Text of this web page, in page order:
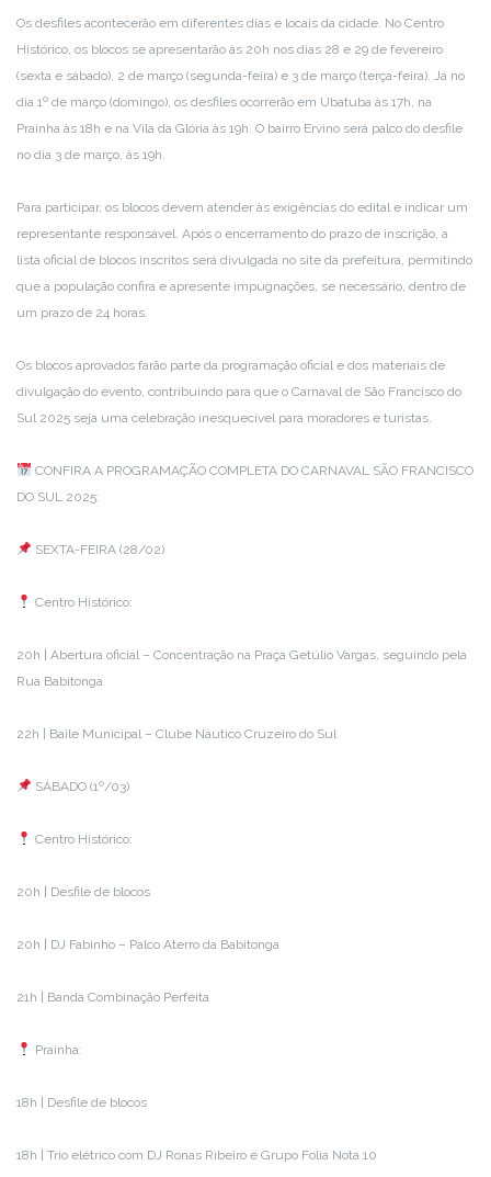
Os desfiles acontecerão em diferentes dias e locais da cidade. No Centro
Histórico, os blocos se apresentarão às 20h nos dias 28 e 29 de fevereiro
(sexta e sábado), 2 de março (segunda-feira) e 3 de março (terça-feira). Já no
dia 1º de março (domingo), os desfiles ocorrerão em Ubatuba às 17h, na
Prainha às 18h e na Vila da Glória às 19h. O bairro Ervino será palco do desfile
no dia 3 de março, às 19h.
Para participar, os blocos devem atender às exigências do edital e indicar um
representante responsável. Após o encerramento do prazo de inscrição, a
lista oficial de blocos inscritos será divulgada no site da prefeitura, permitindo
que a população confira e apresente impugnações, se necessário, dentro de
um prazo de 24 horas.
Os blocos aprovados farão parte da programação oficial e dos materiais de
divulgação do evento, contribuindo para que o Carnaval de São Francisco do
Sul 2025 seja uma celebração inesquecível para moradores e turistas.
CONFIRA A PROGRAMAÇÃO COMPLETA DO CARNAVAL SÃO FRANCISCO
DO SUL 2025:
SEXTA-FEIRA (28/02)
Centro Histórico:
20h | Abertura oficial – Concentração na Praça Getúlio Vargas, seguindo pela
Rua Babitonga
22h | Baile Municipal – Clube Náutico Cruzeiro do Sul
SÁBADO (1º/03)
Centro Histórico:
20h | Desfile de blocos
20h | DJ Fabinho – Palco Aterro da Babitonga
21h | Banda Combinação Perfeita
Prainha:
18h | Desfile de blocos
18h | Trio elétrico com DJ Ronas Ribeiro e Grupo Folia Nota 10